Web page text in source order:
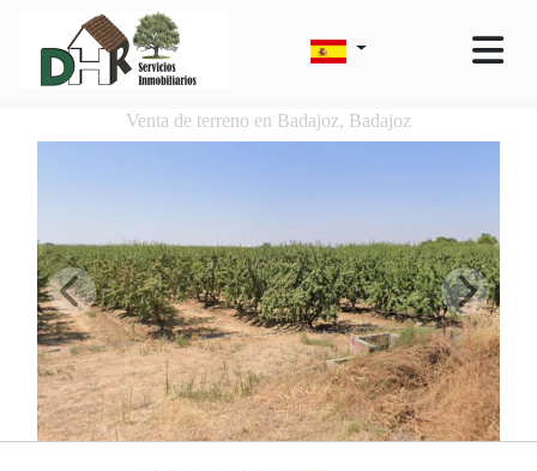
Venta de terreno en Badajoz, Badajoz